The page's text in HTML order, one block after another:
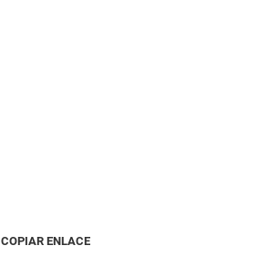
COPIAR ENLACE